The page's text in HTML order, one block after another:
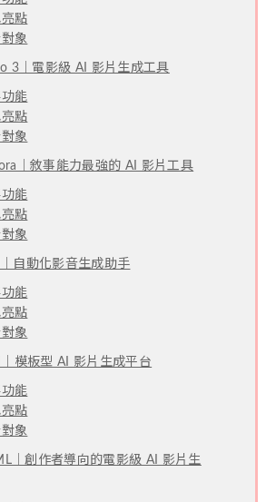
點
象
3｜電影級 AI 影片生成工具
能
點
象
｜敘事能力最強的 AI 影片工具
能
點
象
自動化影音生成助手
能
點
象
｜模板型 AI 影片生成平台
能
點
象
｜創作者導向的電影級 AI 影片生